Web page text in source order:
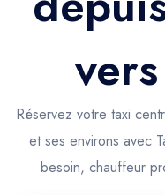
Trajet Gare SNCF
Trajet Port
Trajet Séminaire
Trajet Santé
Taxis aéroport
Réservation
Actualités &
Contactez-nous
Réservez votre taxi
et ses environs avec
besoin, chauffeur